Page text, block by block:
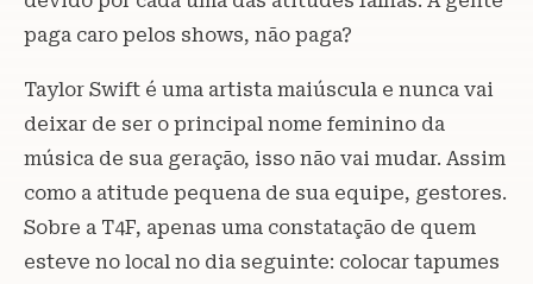
paga caro pelos shows, não paga?
Taylor Swift é uma artista maiúscula e nunca vai
deixar de ser o principal nome feminino da
música de sua geração, isso não vai mudar. Assim
como a atitude pequena de sua equipe, gestores.
Sobre a T4F, apenas uma constatação de quem
esteve no local no dia seguinte: colocar tapumes